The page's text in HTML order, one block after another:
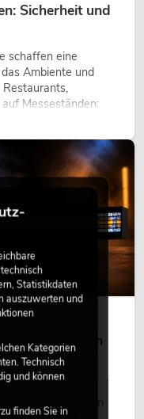
Sicherheit und
schaffen eine
Ambiente und
Messeständen:
längst zum
Warum
und farbige
auf Bühnen, in
Statistikdaten
auszuwerten und
Kategorien
Technisch
und können
finden Sie in